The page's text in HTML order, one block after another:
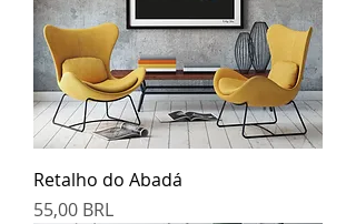
Retalho do Abadá
Prezzo
55,00 BRL